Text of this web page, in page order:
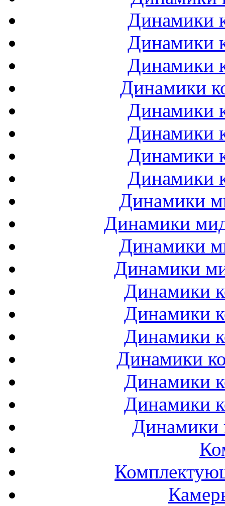
Динамики
Динамики
Динамики
Динамики
Динамики
Динамики
Динамики
Динамики
Динамики
Динамики
Динамики
Динамики
Динамики
Динамики
Динамики
Динамики
Динамики
Динамики
Динамики